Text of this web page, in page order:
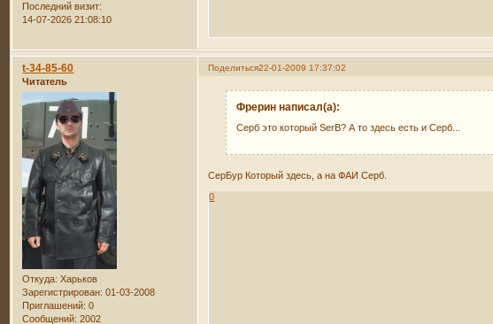
Последний визит:
14-07-2026 21:08:10
Поделиться22-01-2009 17:37:02
t-34-85-60
Читатель
Откуда: Харьков
Зарегистрирован: 01-03-2008
Приглашений: 0
Сообщений: 2002
Фрерин написал(а):
Серб это который SerB? А то здесь есть и Серб...
СерБур Который здесь, а на ФАИ Серб.
0